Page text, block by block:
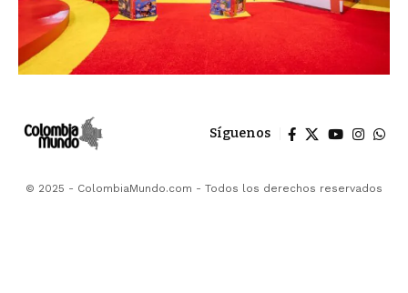
Síguenos
© 2025 - ColombiaMundo.com - Todos los derechos reservados